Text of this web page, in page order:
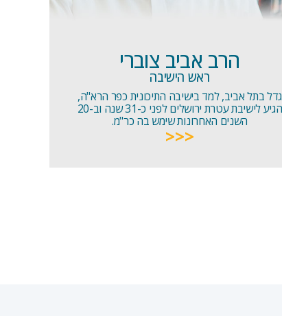
הרב אביב צוברי
ראש הישיבה
גדל בתל אביב, למד בישיבה התיכונית כפר הרא"ה,
הגיע לישיבת עטרת ירושלים לפני כ-31 שנה וב-20
השנים האחרונות שימש בה כר"מ.
<<<